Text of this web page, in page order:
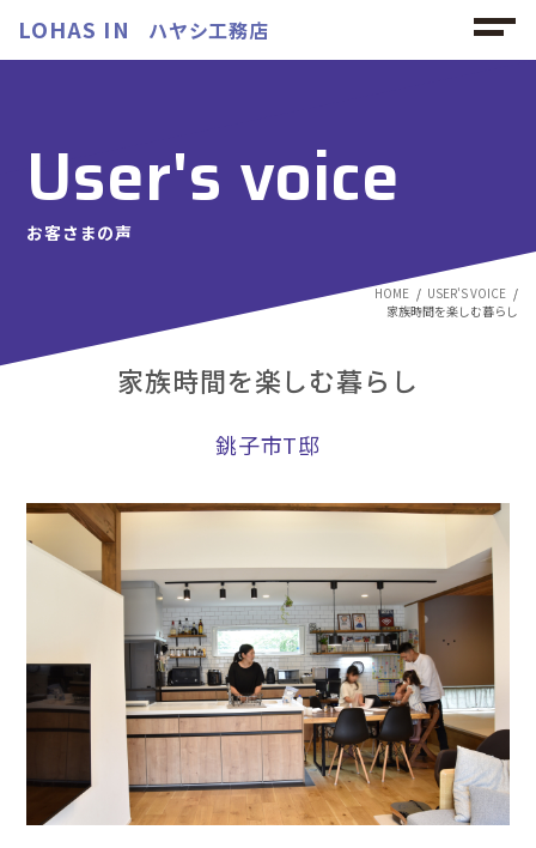
LOHAS IN ハヤシ工務店
User's voice
お客さまの声
HOME
USER'S VOICE
家族時間を楽しむ暮らし
家族時間を楽しむ暮らし
銚子市T邸